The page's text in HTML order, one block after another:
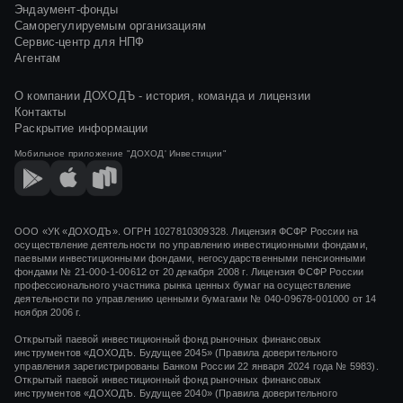
СООБЩЕНИЕ О ЗАВЕРШЕНИИ (ОКОНЧАНИИ) ФОРМИРОВАНИЯ
БИРЖЕВОГО ПАЕВОГО ИНВЕСТИЦИОННОГО ФОНДА РЫНОЧНЫХ
ФИНАНСОВЫХ ИНСТРУМЕНТОВ "ДОХОДЪ. ОБЛИГАЦИИ ДО ДЕКАБРЯ
2026/2029/2032"
СООБЩЕНИЕ О ВОЗНИКНОВЕНИИ (НАСТУПЛЕНИИ) ОСНОВАНИЙ ДЛЯ
ВКЛЮЧЕНИЯ В СОСТАВ БИРЖЕВОГО ПАЕВОГО ИНВЕСТИЦИОННОГО
ФОНДА РЫНОЧНЫХ ФИНАНСОВЫХ ИНСТРУМЕНТОВ "ДОХОДЪ.
ОБЛИГАЦИИ ДО ДЕКАБРЯ 2026/2029/2032" ИМУЩЕСТВА,
ПЕРЕДАННОГО В ОПЛАТУ ИНВЕСТИЦИОННЫХ ПАЕВ
СООБЩЕНИЕ О ФОРМИРОВАНИИ БИРЖЕВОГО ПАЕВОГО
ИНВЕСТИЦИОННОГО ФОНДА РЫНОЧНЫХ ФИНАНСОВЫХ
СООБЩЕНИЕ О ФОРМИРОВАНИИ БИРЖЕВОГО ПАЕВОГО
ИНВЕСТИЦИОННОГО ФОНДА РЫНОЧНЫХ ФИНАНСОВЫХ
ИНСТРУМЕНТОВ "ДОХОДЪ. ОБЛИГАЦИИ ДО ДЕКАБРЯ 2025/2028/2031"
СООБЩЕНИЕ О ФОРМИРОВАНИИ БИРЖЕВОГО ПАЕВОГО
ИНВЕСТИЦИОННОГО ФОНДА РЫНОЧНЫХ ФИНАНСОВЫХ
ИНСТРУМЕНТОВ "ДОХОДЪ. АНАЛИЗ АКЦИЙ"
СООБЩЕНИЕ О ФОРМИРОВАНИИ БИРЖЕВОГО ПАЕВОГО
ИНВЕСТИЦИОННОГО ФОНДА РЫНОЧНЫХ ФИНАНСОВЫХ
ИНСТРУМЕНТОВ "ДОХОДЪ. ОБЛИГАЦИИ ДО ДЕКАБРЯ 2026/2029/2032"
СООБЩЕНИЕ ОБ ОБНАРУЖЕНИИ (ВЫЯВЛЕНИИ) НЕТОЧНЫХ,
Эндаумент-фонды
Саморегулируемым организациям
Сервис-центр для НПФ
Агентам
О компании ДОХОДЪ - история, команда и лицензии
Контакты
Раскрытие информации
Мобильное приложение "ДОХОД' Инвестиции"
ООО «УК «ДОХОДЪ». ОГРН 1027810309328. Лицензия ФСФР России на
осуществление деятельности по управлению инвестиционными фондами,
паевыми инвестиционными фондами, негосударственными пенсионными
фондами № 21-000-1-00612 от 20 декабря 2008 г. Лицензия ФСФР России
профессионального участника рынка ценных бумаг на осуществление
деятельности по управлению ценными бумагами № 040-09678-001000 от 14
ноября 2006 г.
Открытый паевой инвестиционный фонд рыночных финансовых
инструментов «ДОХОДЪ. Будущее 2045» (Правила доверительного
управления зарегистрированы Банком России 22 января 2024 года № 5983).
Открытый паевой инвестиционный фонд рыночных финансовых
инструментов «ДОХОДЪ. Будущее 2040» (Правила доверительного